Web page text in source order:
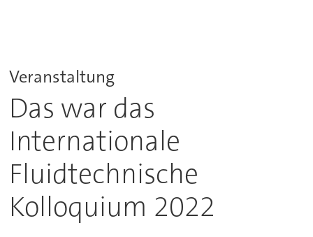
Veranstaltung
Das war das
Internationale
Fluidtechnische
Kolloquium 2022